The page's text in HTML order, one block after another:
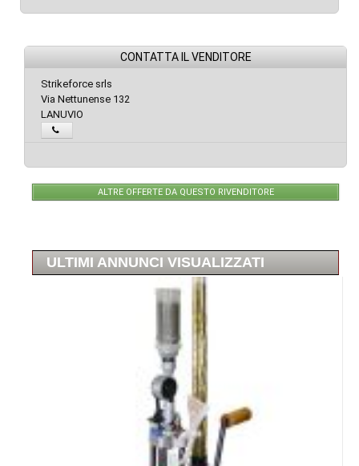
CONTATTA IL VENDITORE
Strikeforce srls
Via Nettunense 132
LANUVIO
ALTRE OFFERTE DA QUESTO RIVENDITORE
ULTIMI ANNUNCI VISUALIZZATI